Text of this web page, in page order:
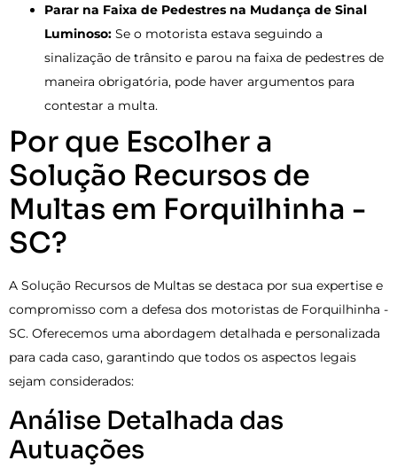
Parar na Faixa de Pedestres na Mudança de Sinal
Luminoso: Se o motorista estava seguindo a
sinalização de trânsito e parou na faixa de pedestres de
maneira obrigatória, pode haver argumentos para
contestar a multa.
Por que Escolher a
Solução Recursos de
Multas em Forquilhinha -
SC?
A Solução Recursos de Multas se destaca por sua expertise e
compromisso com a defesa dos motoristas de Forquilhinha -
SC. Oferecemos uma abordagem detalhada e personalizada
para cada caso, garantindo que todos os aspectos legais
sejam considerados:
Análise Detalhada das
Autuações